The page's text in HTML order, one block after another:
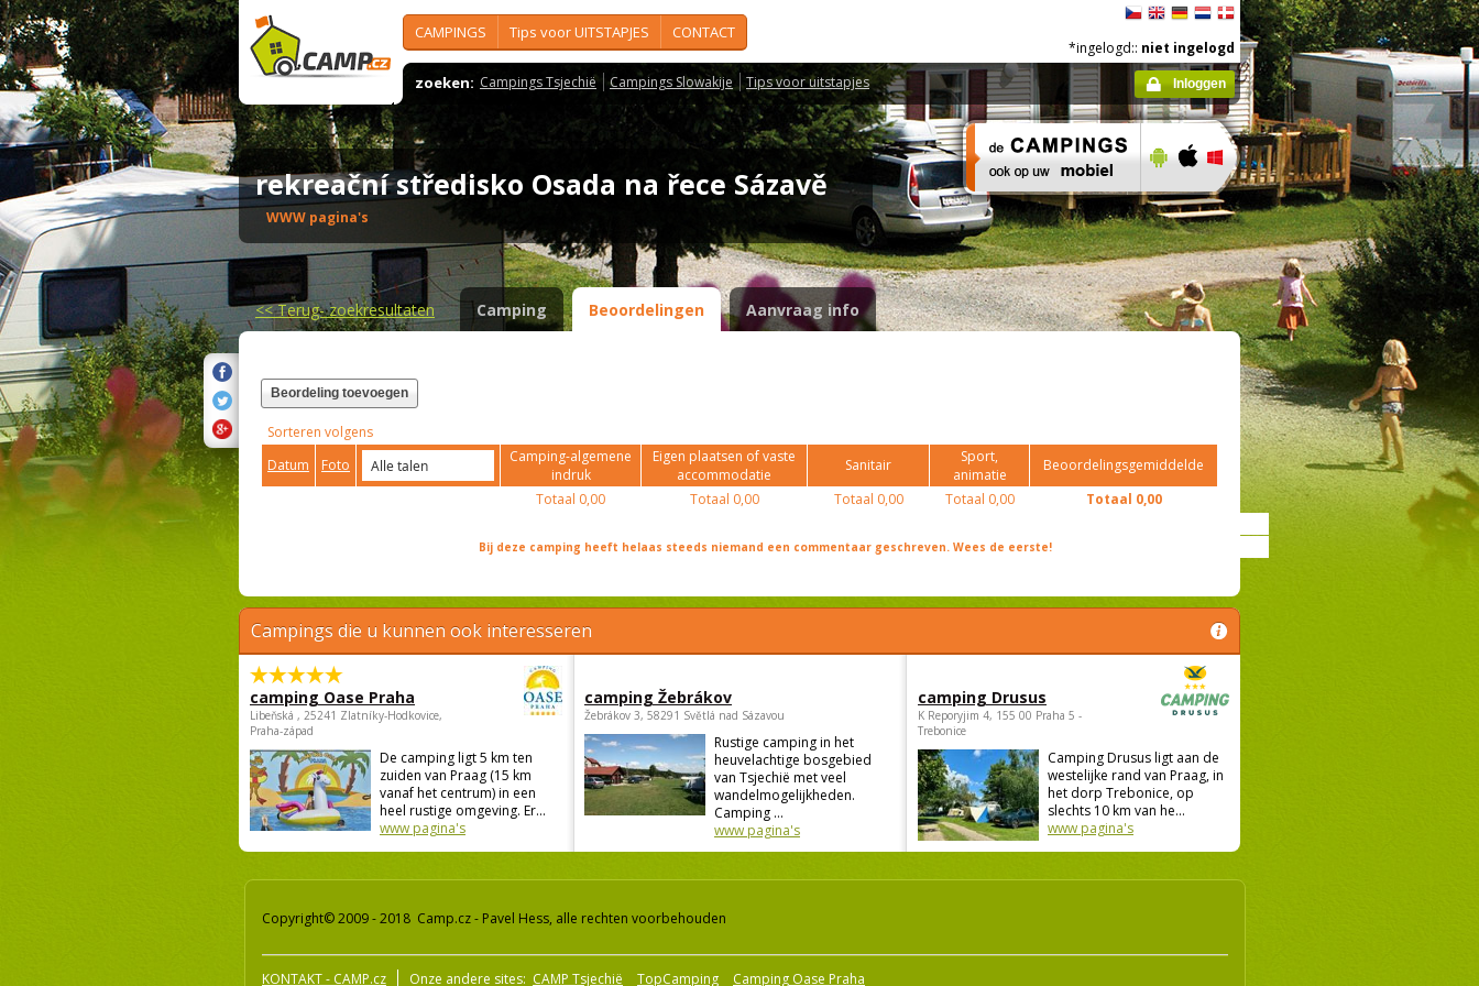
CAMPINGS Tips voor UITSTAPJES CONTACT
zoeken: Campings Tsjechië Campings Slowakije Tips voor uitstapjes
*ingelogd:: niet ingelogd
Inloggen
rekreační středisko Osada na řece Sázavě
WWW pagina's
<<Terug- zoekresultaten Camping Beoordelingen Aanvraag info
Beordeling toevoegen
Sorteren volgens
Datum
Foto
Camping-algemene
indruk
Eigen plaatsen of vaste
accommodatie
Sanitair
Sport,
animatie
Beoordelingsgemiddelde
Totaal 0,00 Totaal 0,00 Totaal 0,00 Totaal 0,00 Totaal 0,00
Bij deze camping heeft helaas steeds niemand een commentaar geschreven. Wees de eerste!
Campings die u kunnen ook interesseren
camping Oase Praha
Libeňská , 25241 Zlatníky-Hodkovice,
Praha-západ
De camping ligt 5 km ten
zuiden van Praag (15 km
vanaf het centrum) in een
heel rustige omgeving. Er...
www pagina's
camping Žebrákov
Žebrákov 3, 58291 Světlá nad Sázavou
Rustige camping in het
heuvelachtige bosgebied
van Tsjechië met veel
wandelmogelijkheden.
Camping ...
www pagina's
camping Drusus
K Reporyjim 4, 155 00 Praha 5 -
Trebonice
Camping Drusus ligt aan de
westelijke rand van Praag, in
het dorp Trebonice, op
slechts 10 km van he...
www pagina's
Copyright© 2009 - 2018 Camp.cz - Pavel Hess, alle rechten voorbehouden
KONTAKT - CAMP.cz Onze andere sites: CAMP Tsjechië TopCamping Camping Oase Praha